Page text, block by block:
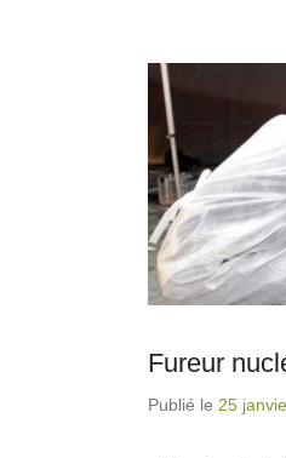
Fureur
Publié le 25